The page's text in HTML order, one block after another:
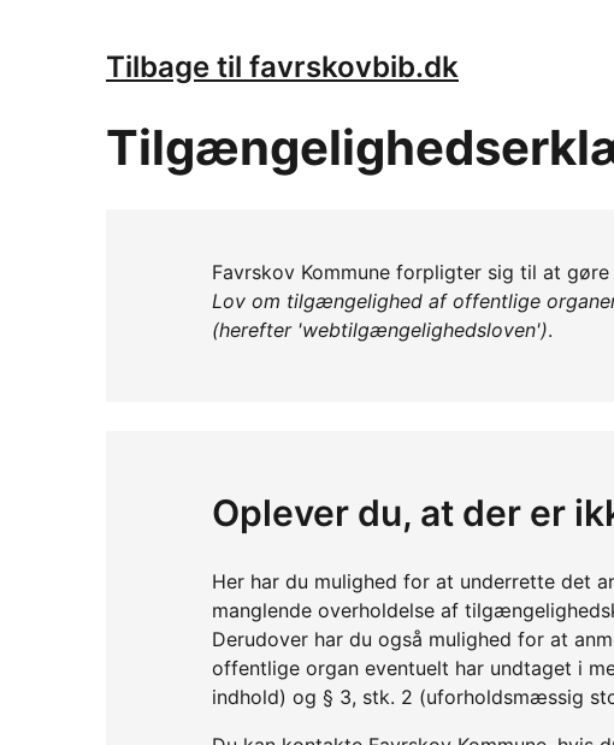
Tilbage til favrskovbib.dk
Favrskov Kommune forpligter sig til at
Lov om tilgængelighed af offentlige
(herefter 'webtilgængelighedsloven').
Oplever du, at der er
Her har du mulighed for at underrette det
manglende overholdelse af
Derudover har du også mulighed for at
offentlige organ eventuelt har undtaget i
indhold) og § 3, stk. 2 (uforholdsmæssig